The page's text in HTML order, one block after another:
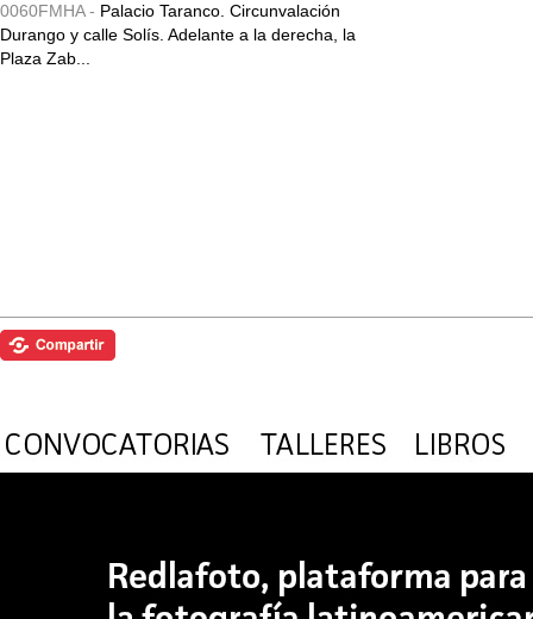
0060FMHA - Palacio Taranco. Circunvalación
Durango y calle Solís. Adelante a la derecha, la
Plaza Zab...